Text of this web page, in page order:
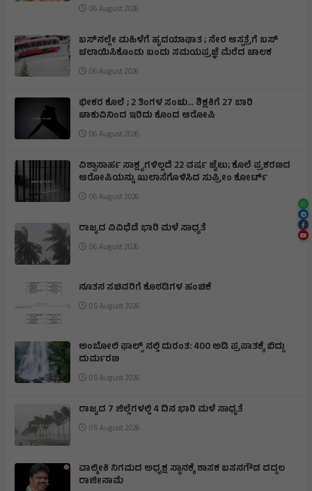
06 August 2026
ಬಸ್‌ನಲ್ಲೇ ಮಹಿಳೆಗೆ ಹೃದಯಾಘಾತ ; ನೇರ ಆಸ್ಪತ್ರೆಗೆ ಬಸ್‌
ಚಲಾಯಿಸಿಕೊಂಡು ಬಂದು ಸಮಯಪ್ರಜ್ಞೆ ಮೆರೆದ ಚಾಲಕ
06 August 2026
ಭೀಕರ ಕೊಲೆ ; 2 ತಿಂಗಳ ಸಂಚು… ಶಿಕ್ಷಕಿಗೆ 27 ಬಾರಿ
ಚಾಕುವಿನಿಂದ ಇರಿದು ಕೊಂದ ಆರೋಪಿ
06 August 2026
ವಿಶ್ವಾಸಾರ್ಹ ಸಾಕ್ಷ್ಯಗಳಿಲ್ಲದೆ 22 ವರ್ಷ ಜೈಲು; ಕೊಲೆ ಪ್ರಕರಣದ
ಆರೋಪಿಯನ್ನು ಖುಲಾಸೆಗೊಳಿಸಿದ ಸುಪ್ರೀಂ ಕೋರ್ಟ್
06 August 2026
ರಾಜ್ಯದ ವಿವಿಧೆಡೆ ಭಾರಿ ಮಳೆ ಸಾಧ್ಯತೆ
06 August 2026
ನೂತನ ಸಚಿವರಿಗೆ ಕೊಠಡಿಗಳ ಹಂಚಿಕೆ
05 August 2026
ಅಂಬೋಲಿ ಫಾಲ್ಸ್ ನಲ್ಲಿ ದುರಂತ: 400 ಅಡಿ ಪ್ರಪಾತಕ್ಕೆ ಬಿದ್ದು
ದುರ್ಮರಣ
05 August 2026
ರಾಜ್ಯದ 7 ಜಿಲ್ಲೆಗಳಲ್ಲಿ 4 ದಿನ ಭಾರಿ ಮಳೆ ಸಾಧ್ಯತೆ
05 August 2026
ವಾಲ್ಮೀಕಿ ನಿಗಮದ ಅಧ್ಯಕ್ಷ ಸ್ಥಾನಕ್ಕೆ ಶಾಸಕ ಬಸನಗೌಡ ದದ್ದಲ
ರಾಜೀನಾಮೆ